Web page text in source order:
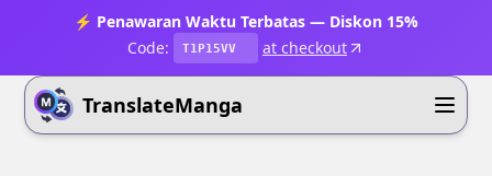
⚡ Penawaran Waktu Terbatas — Diskon 15%
Code:
T1P15VV at checkout
TranslateManga